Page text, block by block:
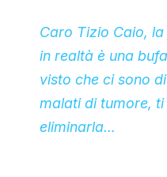
Caro Tizio Caio,
in realtà è una
visto che ci sono
malati di tumore,
eliminarla…